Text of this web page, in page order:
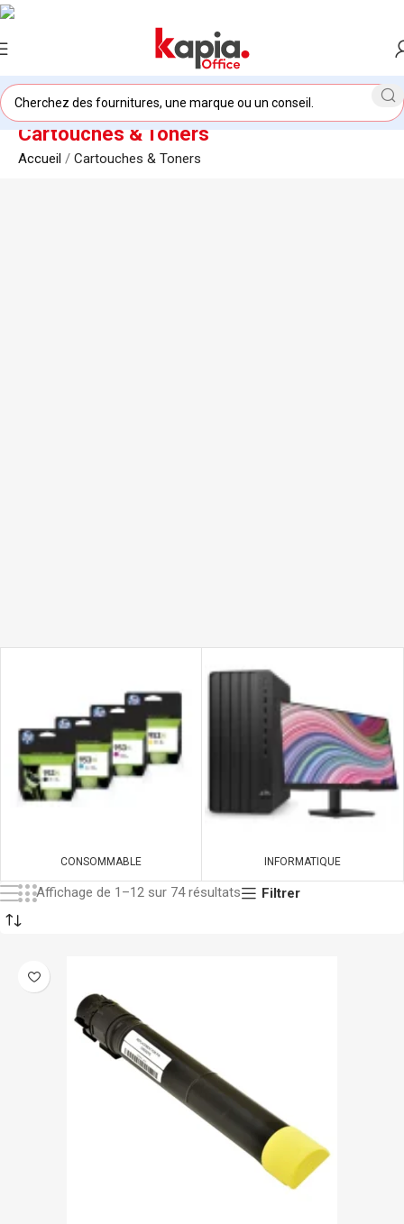
Cartouches & Toners
Accueil / Cartouches & Toners
CONSOMMABLE INFORMATIQUE
Affichage de 1–12 sur 74 résultats Filtrer